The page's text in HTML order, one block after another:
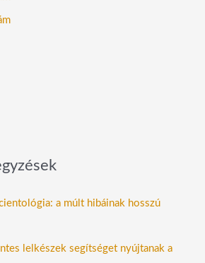
a múlt hibáinak hosszú
lelkészek segítséget nyújtanak a